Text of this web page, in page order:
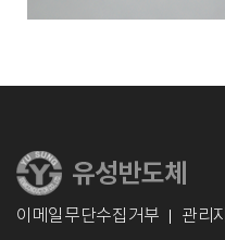
이메일무단수집거부
관리